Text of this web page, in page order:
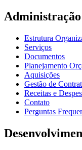
Administração
Estrutura
Serviços
Documentos
Planejamento
Aquisições
Gestão de
Receitas e
Contato
Perguntas